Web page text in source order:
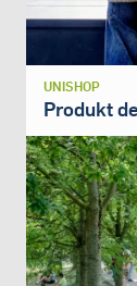
UNISHOP
Produkt